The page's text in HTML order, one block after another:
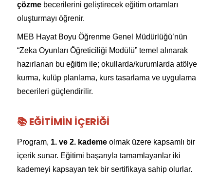
çözme becerilerini geliştirecek eğitim ortamları
oluşturmayı öğrenir.
MEB Hayat Boyu Öğrenme Genel Müdürlüğü’nün
“Zeka Oyunları Öğreticiliği Modülü” temel alınarak
hazırlanan bu eğitim ile; okullarda/kurumlarda atölye
kurma, kulüp planlama, kurs tasarlama ve uygulama
becerileri güçlendirilir.
📚 EĞITIMIN İÇERIĞI
Program, 1. ve 2. kademe olmak üzere kapsamlı bir
içerik sunar. Eğitimi başarıyla tamamlayanlar iki
kademeyi kapsayan tek bir sertifikaya sahip olurlar.